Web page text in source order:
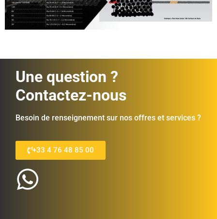
Une question ?
Contactez-nous
Besoin de renseignement sur nos offres et services ?
+33 4 76 48 85 00